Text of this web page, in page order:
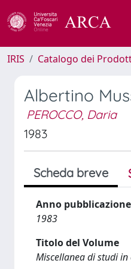
IRIS Catalogo dei
Albertino
PEROCCO, Daria
1983
Scheda breve
Anno pubblicazione
1983
Titolo del Volume
Miscellanea di studi